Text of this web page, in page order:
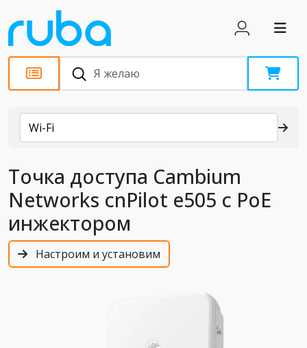
Каталог
Wi-Fi
Точка доступа Cambium
Networks cnPilot e505 с PoE
инжектором
Настроим и установим